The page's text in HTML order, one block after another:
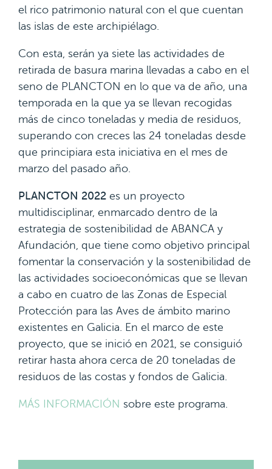
el rico patrimonio natural con el que cuentan
las islas de este archipiélago.
Con esta, serán ya siete las actividades de
retirada de basura marina llevadas a cabo en el
seno de PLANCTON en lo que va de año, una
temporada en la que ya se llevan recogidas
más de cinco toneladas y media de residuos,
superando con creces las 24 toneladas desde
que principiara esta iniciativa en el mes de
marzo del pasado año.
PLANCTON 2022 es un proyecto
multidisciplinar, enmarcado dentro de la
estrategia de sostenibilidad de ABANCA y
Afundación, que tiene como objetivo principal
fomentar la conservación y la sostenibilidad de
las actividades socioeconómicas que se llevan
a cabo en cuatro de las Zonas de Especial
Protección para las Aves de ámbito marino
existentes en Galicia. En el marco de este
proyecto, que se inició en 2021, se consiguió
retirar hasta ahora cerca de 20 toneladas de
residuos de las costas y fondos de Galicia.
MÁS INFORMACIÓN sobre este programa.